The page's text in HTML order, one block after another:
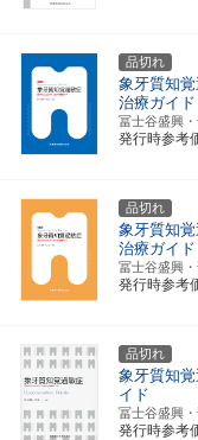
品切れ
象牙質知
治療ガイド
冨士谷盛興
発行時参考
品切れ
象牙質知
治療ガイド
冨士谷盛興
発行時参考
品切れ
象牙質知
イド
冨士谷盛興
発行時参考